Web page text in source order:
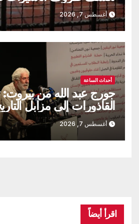
أغسطس 7, 2026
أحداث الساعة
جورج عبد الله من بيروت:
القاذورات إلى مزابل
أغسطس 7, 2026
اقرأ أيضاً